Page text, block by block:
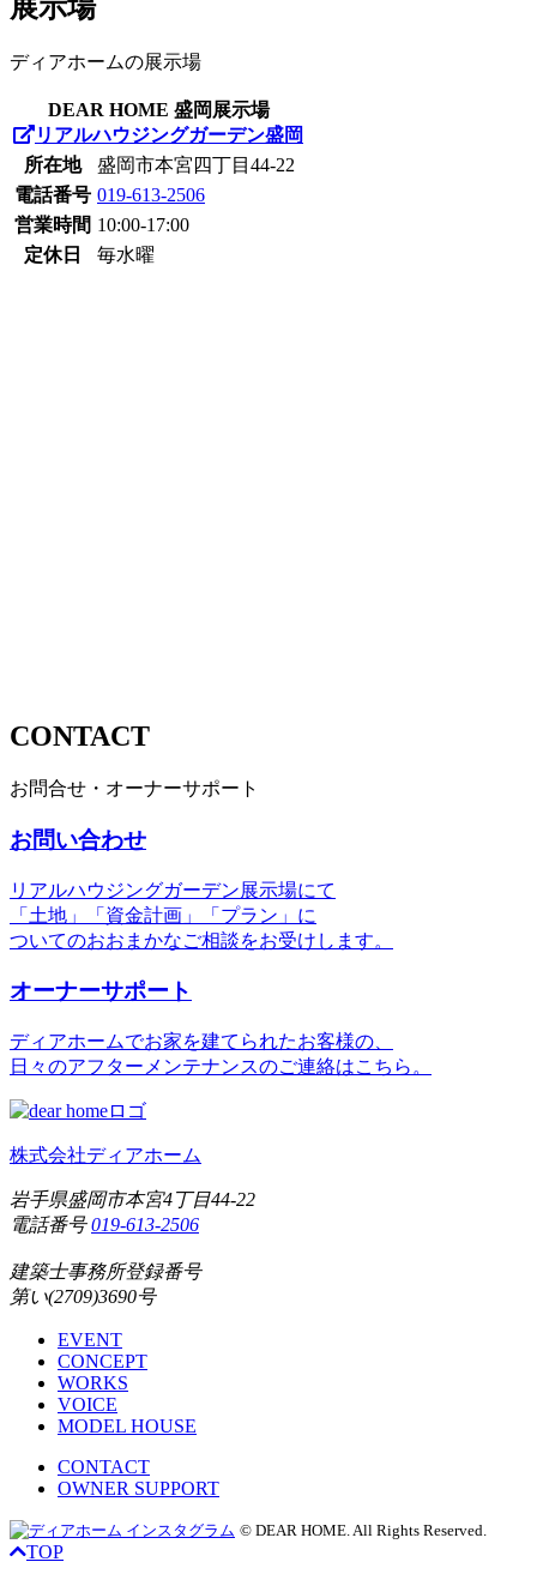
展示場
ディアホームの展示場
DEAR HOME 盛岡展示場
リアルハウジングガーデン盛岡
所在地
盛岡市本宮四丁目44-22
電話番号 019-613-2506
営業時間 10:00-17:00
定休日
毎水曜
CONTACT
お問合せ・オーナーサポート
お問い合わせ
リアルハウジングガーデン展示場にて
「土地」「資金計画」「プラン」に
ついてのおおまかなご相談をお受けします。
オーナーサポート
ディアホームでお家を建てられたお客様の、
日々のアフターメンテナンスのご連絡はこちら。
株式会社ディアホーム
岩手県盛岡市本宮4丁目44-22
電話番号019-613-2506
建築士事務所登録番号
第い(2709)3690号
EVENT
CONCEPT
WORKS
VOICE
MODEL HOUSE
CONTACT
OWNER SUPPORT
© DEAR HOME. All Rights Reserved.
TOP